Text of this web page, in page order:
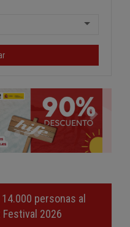
personas al
2026